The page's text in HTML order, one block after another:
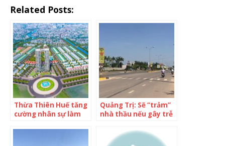
Related Posts:
Thừa Thiên Huế tăng
cường nhân sự làm
cho nhà đầu tư
Quảng Trị: Sẽ “trảm”
nhà thầu nếu gây trễ
lang Kinh tế Đông
Tây